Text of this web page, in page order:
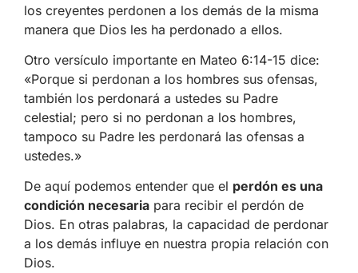
los creyentes perdonen a los demás de la misma
manera que Dios les ha perdonado a ellos.
Otro versículo importante en Mateo 6:14-15 dice:
«Porque si perdonan a los hombres sus ofensas,
también los perdonará a ustedes su Padre
celestial; pero si no perdonan a los hombres,
tampoco su Padre les perdonará las ofensas a
ustedes.»
De aquí podemos entender que el perdón es una
condición necesaria para recibir el perdón de
Dios. En otras palabras, la capacidad de perdonar
a los demás influye en nuestra propia relación con
Dios.